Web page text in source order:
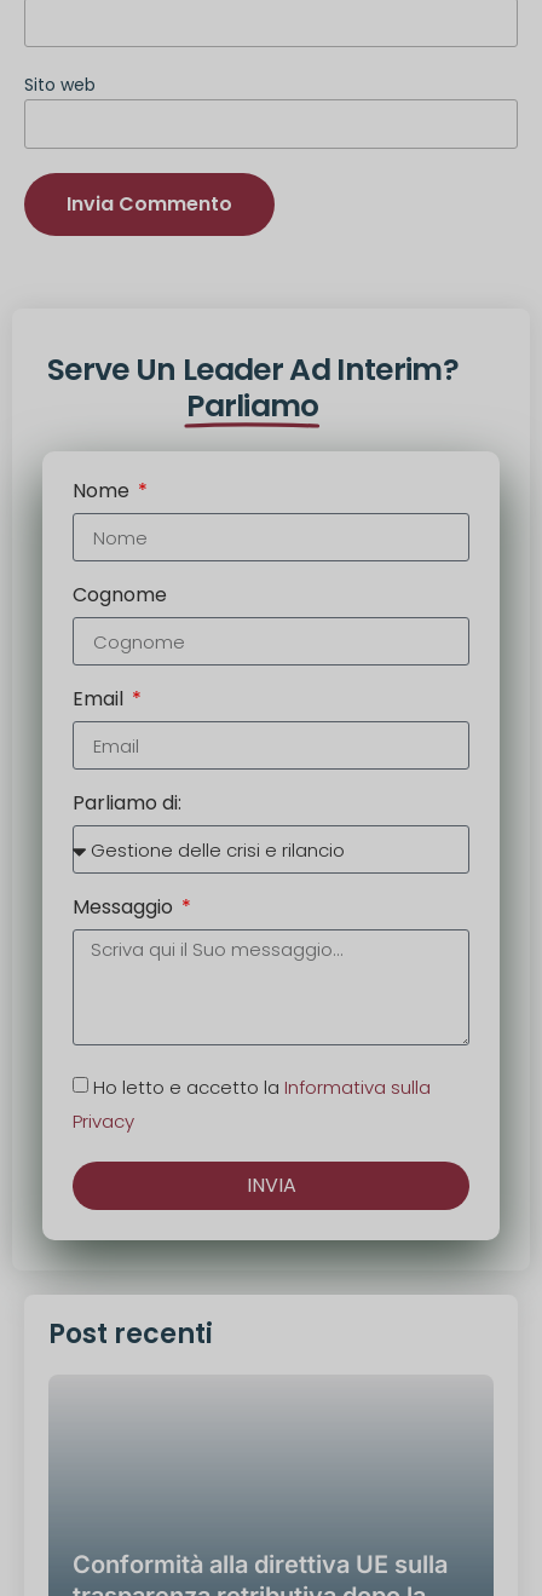
Sito web
Serve Un Leader Ad Interim?
Parliamo
Nome
Cognome
Email
Parliamo di:
Messaggio
Ho letto e accetto la Informativa sulla
Privacy
INVIA
Post recenti
Conformità alla direttiva UE sulla